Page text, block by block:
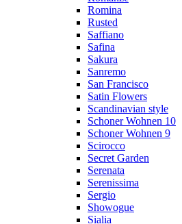
Romina
Rusted
Saffiano
Safina
Sakura
Sanremo
San Francisco
Satin Flowers
Scandinavian style
Schoner Wohnen 10
Schoner Wohnen 9
Scirocco
Secret Garden
Serenata
Serenissima
Sergio
Showogue
Sialia